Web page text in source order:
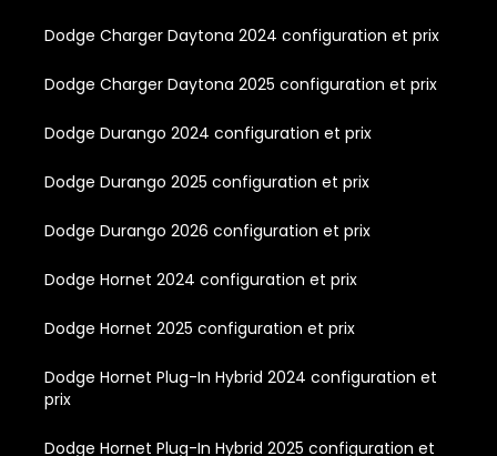
Dodge Charger Daytona 2024 configuration et prix
Dodge Charger Daytona 2025 configuration et prix
Dodge Durango 2024 configuration et prix
Dodge Durango 2025 configuration et prix
Dodge Durango 2026 configuration et prix
Dodge Hornet 2024 configuration et prix
Dodge Hornet 2025 configuration et prix
Dodge Hornet Plug-In Hybrid 2024 configuration et
prix
Dodge Hornet Plug-In Hybrid 2025 configuration et